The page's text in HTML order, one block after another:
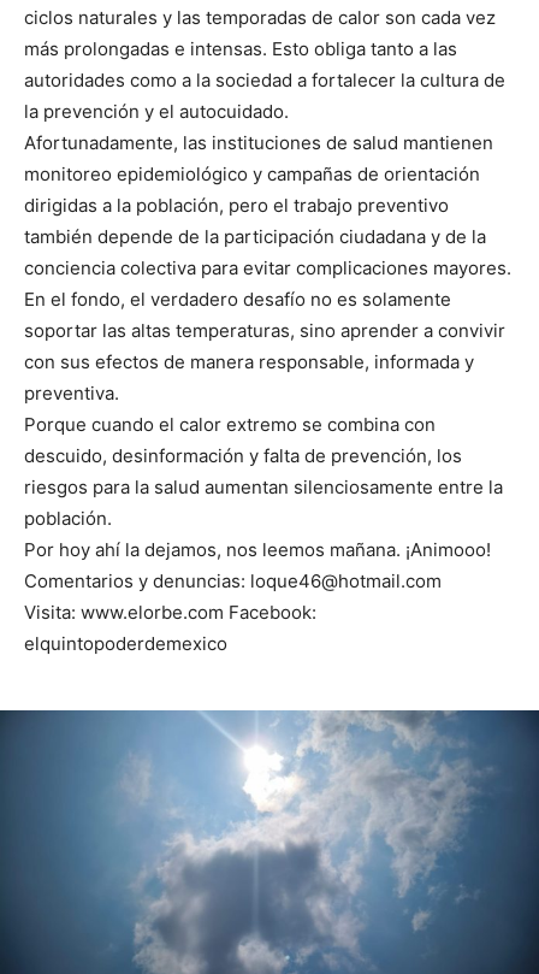
ciclos naturales y las temporadas de calor son cada vez
más prolongadas e intensas. Esto obliga tanto a las
autoridades como a la sociedad a fortalecer la cultura de
la prevención y el autocuidado.
Afortunadamente, las instituciones de salud mantienen
monitoreo epidemiológico y campañas de orientación
dirigidas a la población, pero el trabajo preventivo
también depende de la participación ciudadana y de la
conciencia colectiva para evitar complicaciones mayores.
En el fondo, el verdadero desafío no es solamente
soportar las altas temperaturas, sino aprender a convivir
con sus efectos de manera responsable, informada y
preventiva.
Porque cuando el calor extremo se combina con
descuido, desinformación y falta de prevención, los
riesgos para la salud aumentan silenciosamente entre la
población.
Por hoy ahí la dejamos, nos leemos mañana. ¡Animooo!
Comentarios y denuncias: loque46@hotmail.com
Visita: www.elorbe.com Facebook:
elquintopoderdemexico